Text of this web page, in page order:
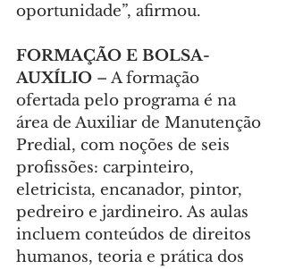
oportunidade”, afirmou.
FORMAÇÃO E BOLSA-
AUXÍLIO – A formação
ofertada pelo programa é na
área de Auxiliar de Manutenção
Predial, com noções de seis
profissões: carpinteiro,
eletricista, encanador, pintor,
pedreiro e jardineiro. As aulas
incluem conteúdos de direitos
humanos, teoria e prática dos